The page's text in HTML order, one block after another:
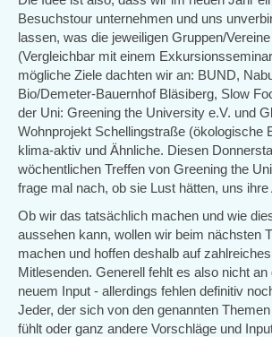
Besuchstour unternehmen und uns
lassen, was die jeweiligen Gruppen/
(Vergleichbar mit einem
mögliche Ziele dachten wir an: BUND,
Bio/Demeter-Bauernhof Bläsiberg, Slow
der Uni: Greening the University e.V. und
Wohnprojekt Schellingstraße (ökologische
klima-aktiv und Ähnliche. Diesen
wöchentlichen Treffen von Greening the
frage mal nach, ob sie Lust hätten, uns
Ob wir das tatsächlich machen und wie
aussehen kann, wollen wir beim nächsten
machen und hoffen deshalb auf
Mitlesenden. Generell fehlt es also nicht an
neuem Input - allerdings fehlen definitiv
Jeder, der sich von den genannten
fühlt oder ganz andere Vorschläge und